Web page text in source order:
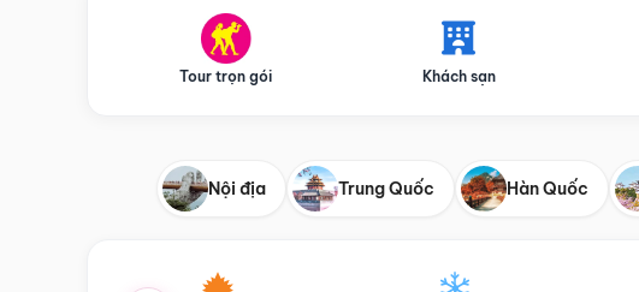
Tour trọn gói Khách sạn
Nội địa Trung Quốc Hàn Quốc